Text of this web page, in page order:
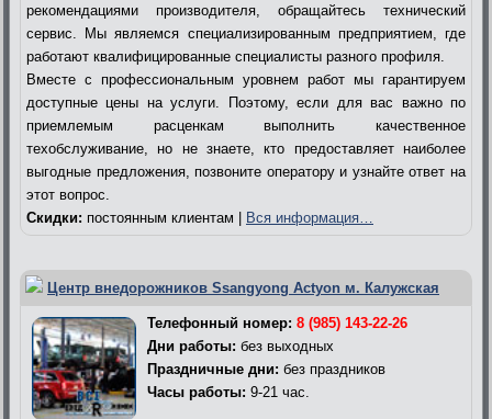
рекомендациями производителя, обращайтесь технический
сервис. Мы являемся специализированным предприятием, где
работают квалифицированные специалисты разного профиля.
Вместе с профессиональным уровнем работ мы гарантируем
доступные цены на услуги. Поэтому, если для вас важно по
приемлемым расценкам выполнить качественное
техобслуживание, но не знаете, кто предоставляет наиболее
выгодные предложения, позвоните оператору и узнайте ответ на
этот вопрос.
Скидки: постоянным клиентам | Вся информация…
Центр внедорожников Ssangyong Actyon м. Калужская
Телефонный номер: 8 (985) 143-22-26
Дни работы: без выходных
Праздничные дни: без праздников
Часы работы: 9-21 час.